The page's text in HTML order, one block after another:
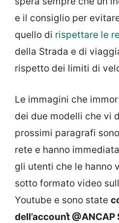
e il consiglio per
quello di rispettare le
della Strada e di
rispetto dei limiti di
Le immagini che
dei due modelli che vi
prossimi paragrafi
rete e hanno
gli utenti che le hanno
sotto formato video
Youtube e sono state
dell’account̉